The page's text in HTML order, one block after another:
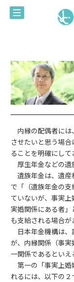
内縁の配偶者には
させたいと思う場
ることを明確にして
厚生年金などの遺
遺族年金は、遺産
で「（遺族年金の
ていないが、事実
実婚関係にある者
も支給される場合が
日本年金機構は、
が、内縁関係（事
一関係であるといえ
第一の「事実上婚
れるには、以下の２